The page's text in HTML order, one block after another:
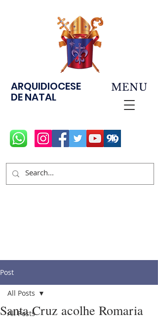
ARQUIDIOCESE
DE NATAL
MENU
Post
All Posts
All Posts
Santa Cruz acolhe Romaria